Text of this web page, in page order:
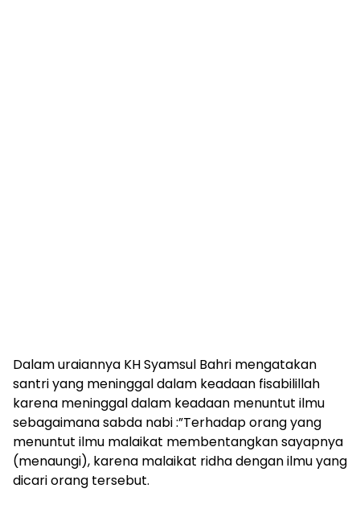
Dalam uraiannya KH Syamsul Bahri mengatakan
santri yang meninggal dalam keadaan fisabilillah
karena meninggal dalam keadaan menuntut ilmu
sebagaimana sabda nabi :”Terhadap orang yang
menuntut ilmu malaikat membentangkan sayapnya
(menaungi), karena malaikat ridha dengan ilmu yang
dicari orang tersebut.